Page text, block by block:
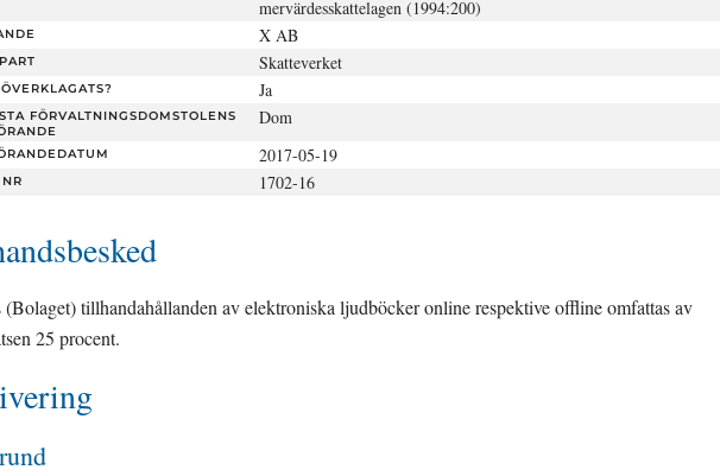
mervärdesskattelagen (1994:200)
X AB
Skatteverket
Ja
FÖRVALTNINGSDOMSTOLENS
Dom
2017-05-19
1702-16
tillhandahållanden av elektroniska ljudböcker online respektive offline omfattas av
25 procent.